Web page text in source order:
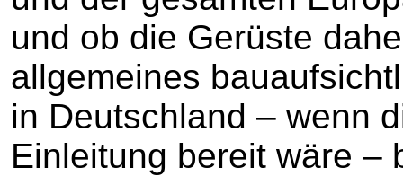
und ob die Gerüste
allgemeines
in Deutschland – wenn
Einleitung bereit wäre –